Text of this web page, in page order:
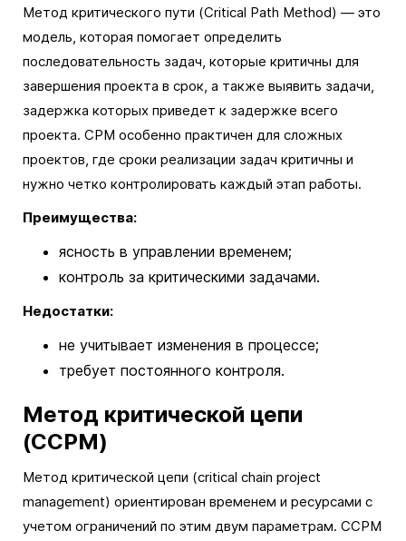
Метод критического пути (Critical Path Method) — это
модель, которая помогает определить
последовательность задач, которые критичны для
завершения проекта в срок, а также выявить задачи,
задержка которых приведет к задержке всего
проекта. CPM особенно практичен для сложных
проектов, где сроки реализации задач критичны и
нужно четко контролировать каждый этап работы.
Преимущества:
ясность в управлении временем;
контроль за критическими задачами.
Недостатки:
не учитывает изменения в процессе;
требует постоянного контроля.
Метод критической цепи
(CCPM)
Метод критической цепи (critical chain project
management) ориентирован временем и ресурсами с
учетом ограничений по этим двум параметрам. CCPM